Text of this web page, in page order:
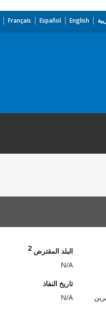
English
Español
Français
البلد المقترض 2
N/A
تاريخ النفاذ
N/A